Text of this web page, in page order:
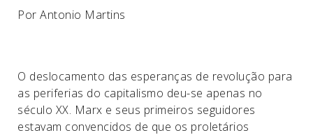
Por Antonio Martins
O deslocamento das esperanças de revolução para
as periferias do capitalismo deu-se apenas no
século XX. Marx e seus primeiros seguidores
estavam convencidos de que os proletários